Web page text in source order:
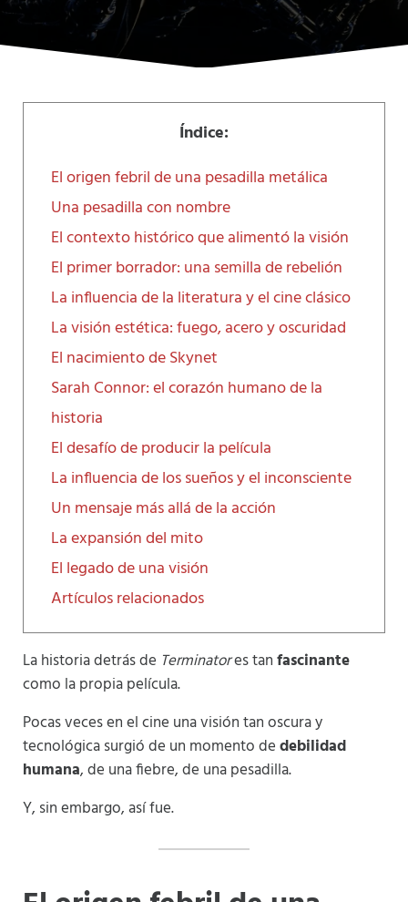
Índice:
El origen febril de una pesadilla metálica
Una pesadilla con nombre
El contexto histórico que alimentó la visión
El primer borrador: una semilla de rebelión
La influencia de la literatura y el cine clásico
La visión estética: fuego, acero y oscuridad
El nacimiento de Skynet
Sarah Connor: el corazón humano de la
historia
El desafío de producir la película
La influencia de los sueños y el inconsciente
Un mensaje más allá de la acción
La expansión del mito
El legado de una visión
Artículos relacionados
La historia detrás de Terminatores tanfascinante
como la propia película.
Pocas veces en el cine una visión tan oscura y
tecnológica surgió de un momento dedebilidad
humana, de una fiebre, de una pesadilla.
Y, sin embargo, así fue.